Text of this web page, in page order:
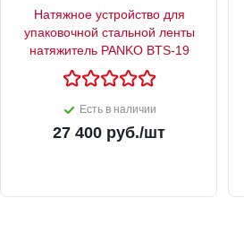
Натяжное устройство для
упаковочной стальной ленты
натяжитель PANKO BTS-19
Есть в наличии
27 400 руб./шт